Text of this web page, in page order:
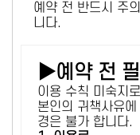
예약 전 반드시 주
니다.
▶예약 전
이용 수칙 미숙지
본인의 귀책사유
경은 불가 합니다.